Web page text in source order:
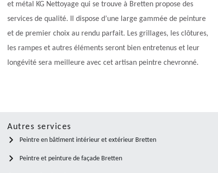
et métal KG Nettoyage qui se trouve à Bretten propose des
services de qualité. Il dispose d’une large gammée de peinture
et de premier choix au rendu parfait. Les grillages, les clôtures,
les rampes et autres éléments seront bien entretenus et leur
longévité sera meilleure avec cet artisan peintre chevronné.
Autres services
Peintre en bâtiment intérieur et extérieur Bretten
Peintre et peinture de façade Bretten